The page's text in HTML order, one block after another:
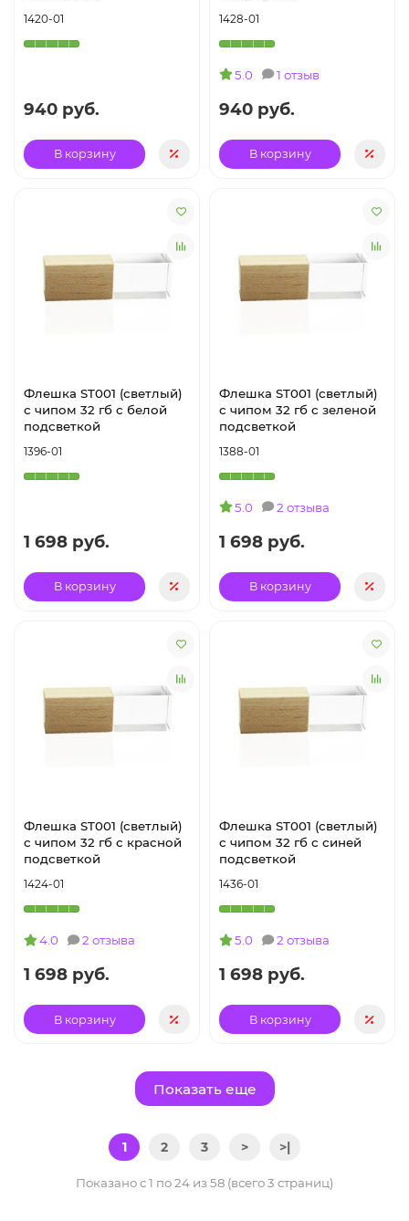
1420-01
940 руб.
В корзину
1428-01
5.0 1 отзыв
940 руб.
В корзину
Флешка ST001 (светлый)
с чипом 32 гб с белой
подсветкой
1396-01
1 698 руб.
В корзину
Флешка ST001 (светлый)
с чипом 32 гб с зеленой
подсветкой
1388-01
5.0 2 отзыва
1 698 руб.
В корзину
Флешка ST001 (светлый)
с чипом 32 гб с красной
подсветкой
1424-01
4.0 2 отзыва
1 698 руб.
В корзину
Флешка ST001 (светлый)
с чипом 32 гб с синей
подсветкой
1436-01
5.0 2 отзыва
1 698 руб.
В корзину
Показать еще
1 2 3 > >|
Показано с 1 по 24 из 58 (всего 3 страниц)